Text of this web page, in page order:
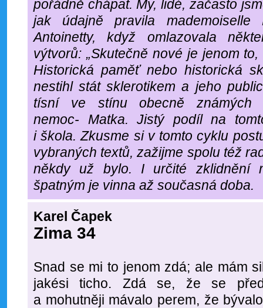
pořádně chápat. My, lidé, začasto
jak údajně pravila mademoiselle
Antoinetty, když omlazovala
výtvorů: „Skutečně nové je jenom
Historická paměť nebo historická
nestihl stát sklerotikem a jeho
tísní ve stínu obecně známých
nemoc- Matka. Jistý podíl na
i škola. Zkusme si v tomto cyklu
vybraných textů, zažijme spolu též
někdy už bylo. I určité zklidnění
špatným je vinna až současná doba.
Karel Čapek
Zima 34
Snad se mi to jenom zdá; ale mám
jakési ticho. Zdá se, že se
a mohutněji mávalo perem, že